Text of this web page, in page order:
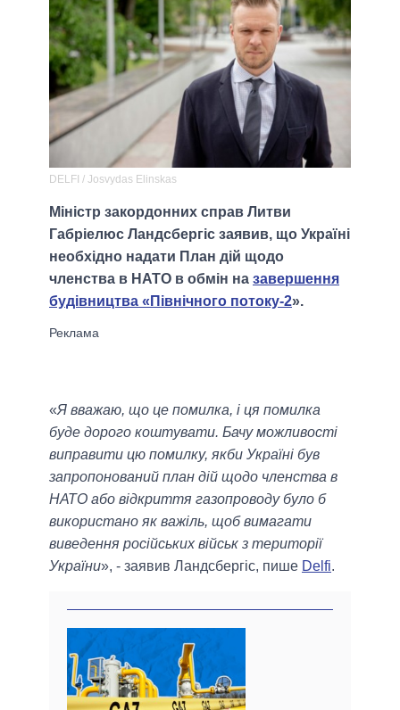
DELFI / Josvydas Elinskas
Міністр закордонних справ Литви
Габріелюс Ландсбергіс заявив, що Україні
необхідно надати План дій щодо
членства в НАТО в обмін на завершення
будівництва «Північного потоку-2».
«Я вважаю, що це помилка, і ця помилка
буде дорого коштувати. Бачу можливості
виправити цю помилку, якби Україні був
запропонований план дій щодо членства в
НАТО або відкриття газопроводу було б
використано як важіль, щоб вимагати
виведення російських військ з території
України», - заявив Ландсбергіс, пише Delfi.